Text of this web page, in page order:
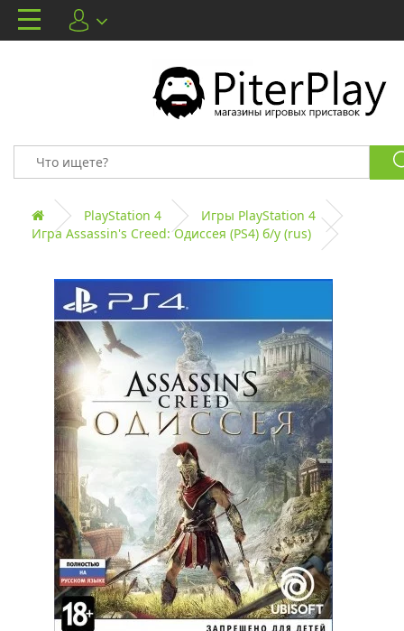
PlayStation 4
Игры PlayStation 4
Игра Assassin's Creed: Одиссея (PS4) б/у (rus)